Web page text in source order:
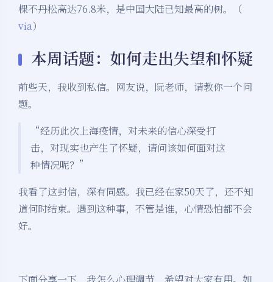
棵不丹松高达76.8米，是中国大陆已知最高的树。（
via）
本周话题：如何走出失望和怀疑
前些天，我收到私信。网友说，阮老师，请教你一个问
题。
“经历此次上海疫情，对未来的信心深受打
击，对现实也产生了怀疑，请问该如何面对这
种情况呢？”
我看了这封信，深有同感。我已经在家50天了，还不知
道何时结束。遇到这种事，不管是谁，心情恐怕都不会
好。